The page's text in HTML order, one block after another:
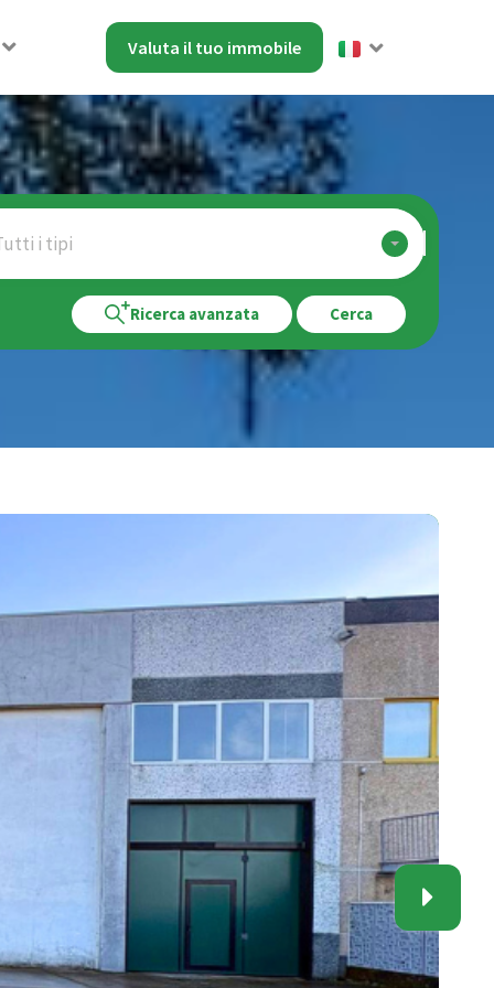
Valuta il tuo immobile
i tipi
Ricerca avanzata Cerca